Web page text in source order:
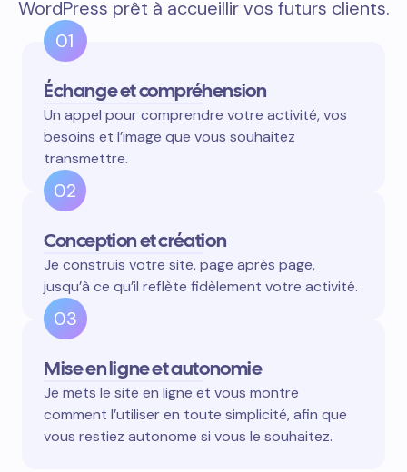
WordPress prêt à accueillir vos futurs clients.
01
Échange et compréhension
Un appel pour comprendre votre activité, vos
besoins et l’image que vous souhaitez
transmettre.
02
Conception et création
Je construis votre site, page après page,
jusqu’à ce qu’il reflète fidèlement votre activité.
03
Mise en ligne et autonomie
Je mets le site en ligne et vous montre
comment l’utiliser en toute simplicité, afin que
vous restiez autonome si vous le souhaitez.